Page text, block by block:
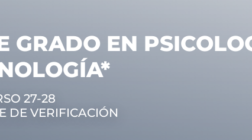
GRADO EN
27-28
DE VERIFICACIÓN